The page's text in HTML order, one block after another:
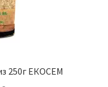
250г ЕКОСЕМ